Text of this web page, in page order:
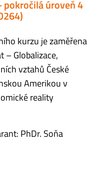
úroveň 4
kurzu je zaměřena
Globalizace,
vztahů České
Amerikou v
reality
PhDr. Soňa